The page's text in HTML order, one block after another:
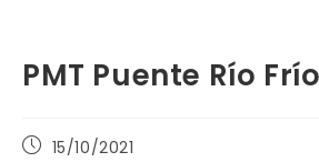
PMT Puente Río Frío
Publicación
15/10/2021